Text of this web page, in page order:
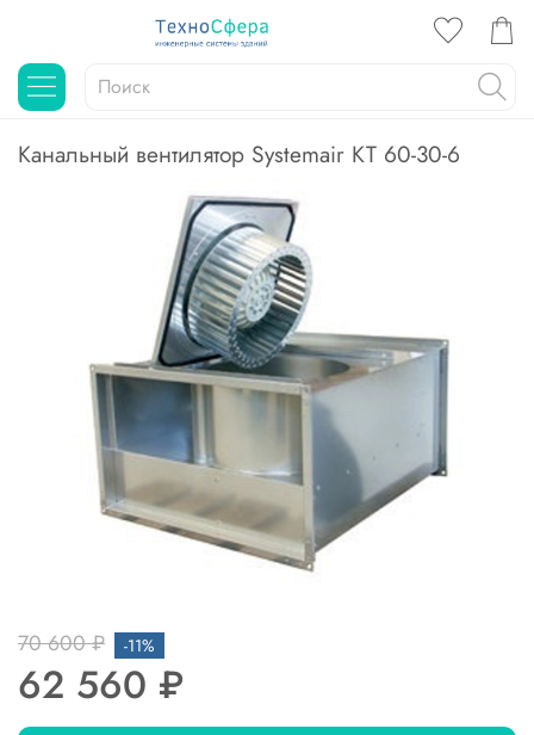
Канальный вентилятор Systemair KT 60-30-6
70 600 ₽
62 560 ₽
-11%